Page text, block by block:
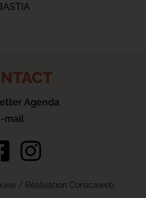
Agenda
mail
/ Réalisation Corsicaweb